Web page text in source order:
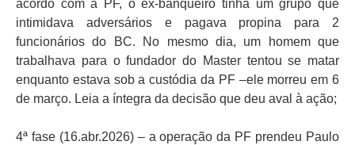
acordo com a PF, o ex-banqueiro tinha um grupo que
intimidava adversários e pagava propina para 2
funcionários do BC. No mesmo dia, um homem que
trabalhava para o fundador do Master tentou se matar
enquanto estava sob a custódia da PF –ele morreu em 6
de março. Leia a íntegra da decisão que deu aval à ação;
4ª fase (16.abr.2026) – a operação da PF prendeu Paulo